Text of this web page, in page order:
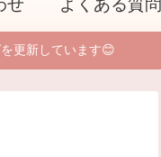
せ よくある質問
更新しています😊